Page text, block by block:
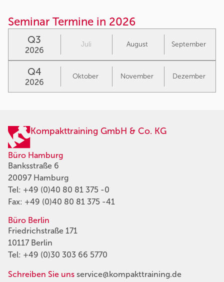
Seminar Termine in 2026
Q3
2026
Juli August September
Q4
2026
Oktober November Dezember
Kompakttraining GmbH & Co. KG
Büro Hamburg
Banksstraße 6
20097 Hamburg
Tel: +49 (0)40 80 81 375 -0
Fax: +49 (0)40 80 81 375 -41
Büro Berlin
Friedrichstraße 171
10117 Berlin
Tel: +49 (0)30 303 66 5770
Schreiben Sie uns service@kompakttraining.de